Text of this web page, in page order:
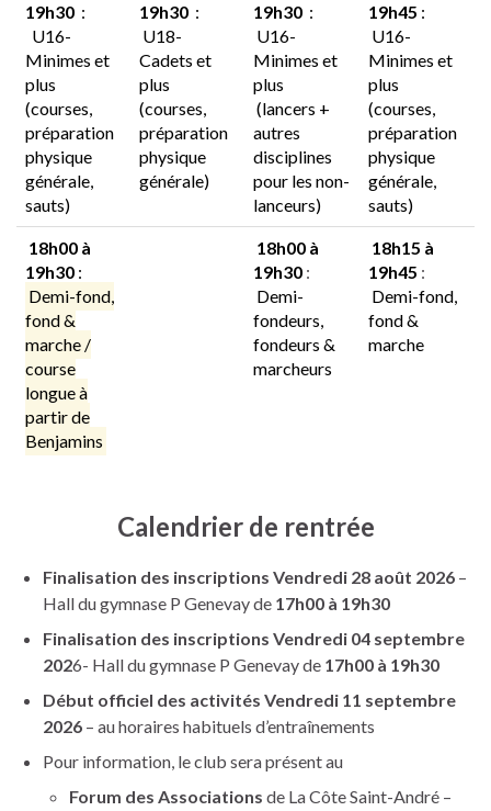
19h30 :
U16-
Minimes et
plus
(courses,
préparation
physique
générale,
sauts)
19h30 :
U18-
Cadets et
plus
(courses,
préparation
physique
générale)
19h30 :
U16-
Minimes et
plus
(lancers +
autres
disciplines
pour les non-
lanceurs)
19h45 :
U16-
Minimes et
plus
(courses,
préparation
physique
générale,
sauts)
18h00 à
19h30 :
Demi-fond,
fond &
marche /
course
longue à
partir de
Benjamins
18h00 à
19h30 :
Demi-
fondeurs,
fondeurs &
marcheurs
18h15 à
19h45 :
Demi-fond,
fond &
marche
Calendrier de rentrée
Finalisation des inscriptions Vendredi 28 août 2026 –
Hall du gymnase P Genevay de 17h00 à 19h30
Finalisation des inscriptions Vendredi 04 septembre
2026- Hall du gymnase P Genevay de 17h00 à 19h30
Début officiel des activités Vendredi 11 septembre
2026 – au horaires habituels d’entraînements
Pour information, le club sera présent au
Forum des Associations de La Côte Saint-André –